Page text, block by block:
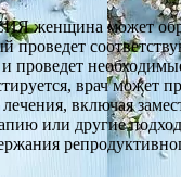
женщина может
проведет
проведет
врач может
включая
или другие